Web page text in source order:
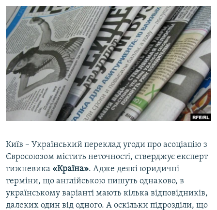
СВІТ
КИТАЙ.ВИКЛИКИ
МУЛЬТИМЕДІА
ФОТО
СПЕЦПРОЄКТИ
ПОДКАСТИ
КРИМ РЕАЛІЇ
РУС
КТАТ
ДОЛУЧАЙСЯ!
Київ – Український переклад угоди про асоціацію з
Євросоюзом містить неточності, стверджує експерт
тижневика «Країна». Адже деякі юридичні
терміни, що англійською пишуть однаково, в
українському варіанті мають кілька відповідників,
далеких один від одного. А оскільки підрозділи, що